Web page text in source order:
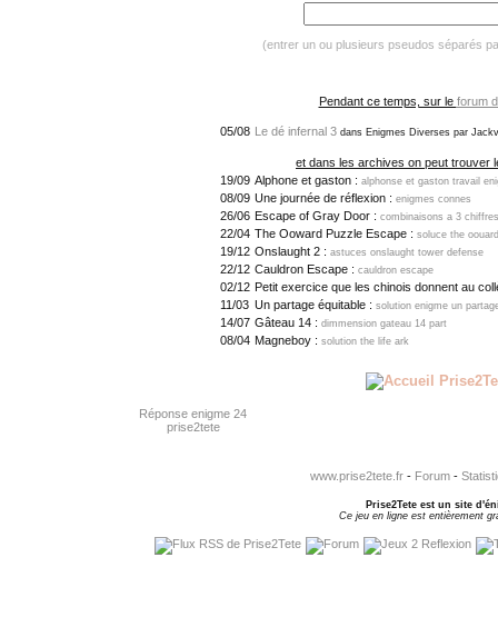
(entrer un ou plusieurs pseudos séparés
Pendant ce temps, sur le forum
05/08 Le dé infernal 3 dans Enigmes Diverses par
et dans les archives on peut trouver
19/09 Alphone et gaston : alphonse et gaston travail
08/09 Une journée de réflexion : enigmes connes
26/06 Escape of Gray Door : combinaisons a 3
22/04 The Ooward Puzzle Escape : soluce the
19/12 Onslaught 2 : astuces onslaught tower defense
22/12 Cauldron Escape : cauldron escape
02/12 Petit exercice que les chinois donnent au
11/03 Un partage équitable : solution enigme un
14/07 Gâteau 14 : dimmension gateau 14 part
08/04 Magneboy : solution the life ark
Réponse enigme 24
prise2tete
www.prise2tete.fr- Forum-
Prise2Tete est un site
Ce jeu en ligne est entièrement